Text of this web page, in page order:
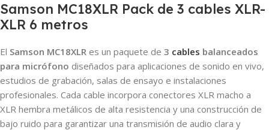
Samson MC18XLR Pack de 3 cables XLR-
XLR 6 metros
El Samson MC18XLR es un paquete de 3 cables balanceados
para micrófono diseñados para aplicaciones de sonido en vivo,
estudios de grabación, salas de ensayo e instalaciones
profesionales. Cada cable incorpora conectores XLR macho a
XLR hembra metálicos de alta resistencia y una construcción de
bajo ruido para garantizar una transmisión de audio clara y